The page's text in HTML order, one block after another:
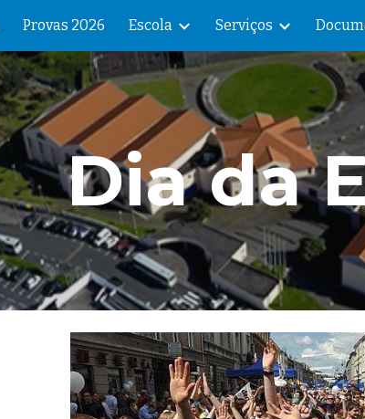
Skip to main content
Provas 2026 Escola Serviços
Dia da